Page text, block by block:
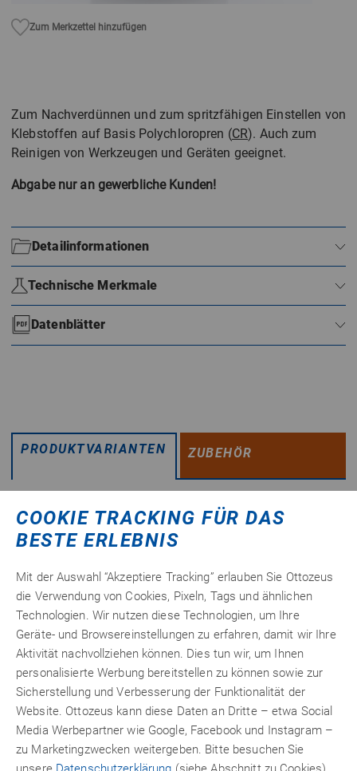
Zum Merkzettel hinzufügen
Zum Nachverdünnen und zum spritzfähigen Einstellen von
Klebstoffen auf Basis Polychloropren (CR). Auch zum
Reinigen von Werkzeugen und Geräten geeignet.
Abgabe nur an gewerbliche Kunden!
Detailinformationen
Technische Merkmale
Datenblätter
PRODUKTVARIANTEN ZUBEHÖR
Helmitin®676
COOKIE TRACKING FÜR DAS
BESTE ERLEBNIS
Mit der Auswahl “Akzeptiere Tracking” erlauben Sie Ottozeus
die Verwendung von Cookies, Pixeln, Tags und ähnlichen
Technologien. Wir nutzen diese Technologien, um Ihre
Geräte- und Browsereinstellungen zu erfahren, damit wir Ihre
Aktivität nachvollziehen können. Dies tun wir, um Ihnen
personalisierte Werbung bereitstellen zu können sowie zur
Sicherstellung und Verbesserung der Funktionalität der
Website. Ottozeus kann diese Daten an Dritte – etwa Social
Media Werbepartner wie Google, Facebook und Instagram –
zu Marketingzwecken weitergeben. Bitte besuchen Sie